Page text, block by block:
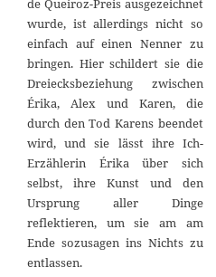
wurde, ist allerdings nicht so
einfach auf einen Nenner zu
bringen. Hier schildert sie die
Dreiecksbeziehung zwischen
Érika, Alex und Karen, die
durch den Tod Karens beendet
wird, und sie lässt ihre Ich-
Erzählerin Érika über sich
selbst, ihre Kunst und den
Ursprung aller Dinge
reflektieren, um sie am am
Ende sozusagen ins Nichts zu
entlassen.